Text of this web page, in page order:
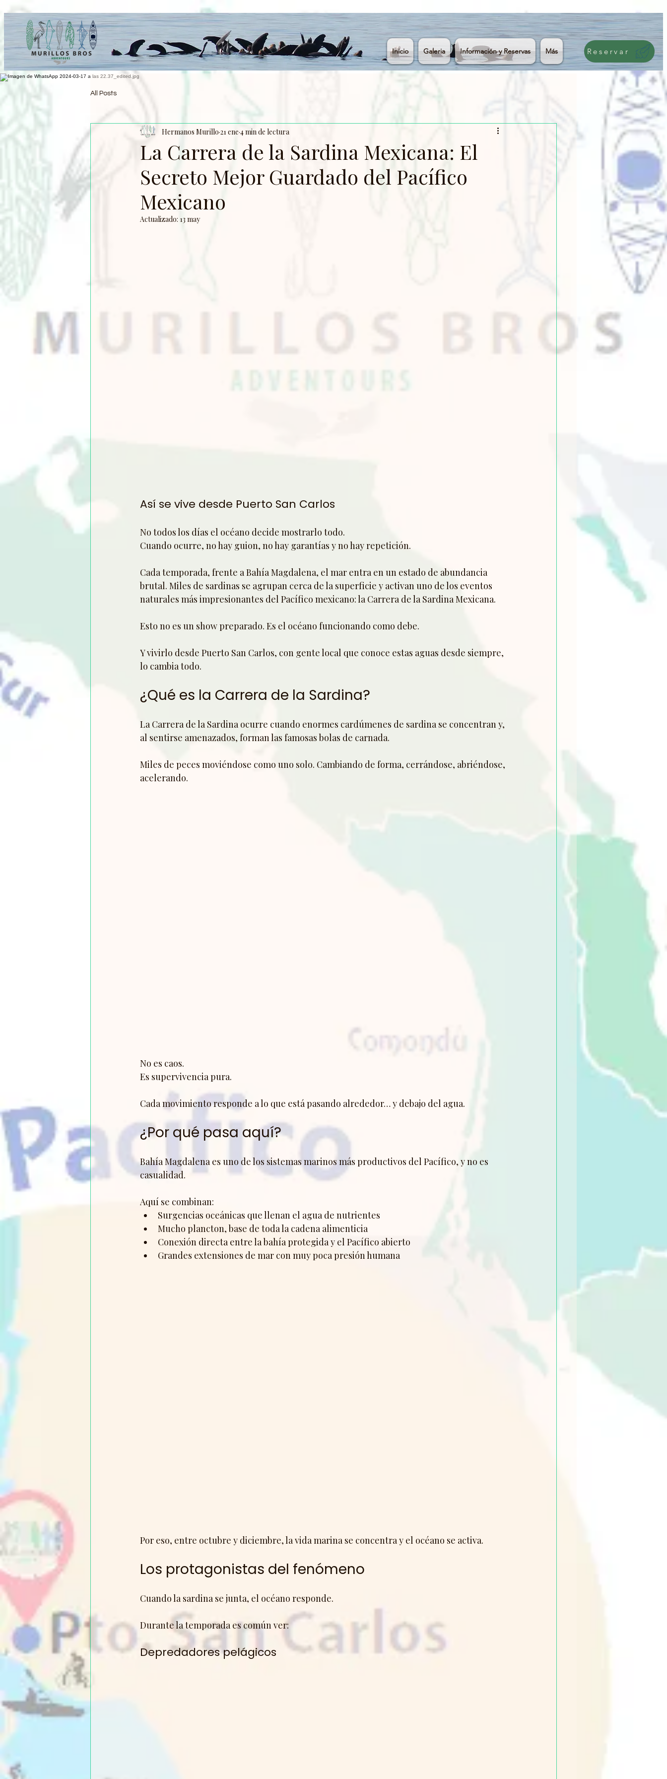
Inicio Galeria Información y Reservas Más Reservar
All Posts
La Carrera de la Sardina Mexicana: El
Secreto Mejor Guardado del Pacífico
Mexicano
Hermanos Murillo 21 ene 4 min de lectura
Actualizado: 13 may
Así se vive desde Puerto San Carlos
No todos los días el océano decide mostrarlo todo.
Cuando ocurre, no hay guion, no hay garantías y no hay repetición.
Cada temporada, frente a Bahía Magdalena, el mar entra en un estado de abundancia
brutal. Miles de sardinas se agrupan cerca de la superficie y activan uno de los eventos
naturales más impresionantes del Pacífico mexicano: la Carrera de la Sardina Mexicana.
Esto no es un show preparado. Es el océano funcionando como debe.
Y vivirlo desde Puerto San Carlos, con gente local que conoce estas aguas desde siempre,
lo cambia todo.
¿Qué es la Carrera de la Sardina?
La Carrera de la Sardina ocurre cuando enormes cardúmenes de sardina se concentran y,
al sentirse amenazados, forman las famosas bolas de carnada.
Miles de peces moviéndose como uno solo. Cambiando de forma, cerrándose, abriéndose,
acelerando.
No es caos.
Es supervivencia pura.
Cada movimiento responde a lo que está pasando alrededor… y debajo del agua.
¿Por qué pasa aquí?
Bahía Magdalena es uno de los sistemas marinos más productivos del Pacífico, y no es
casualidad.
Aquí se combinan:
Surgencias oceánicas que llenan el agua de nutrientes
Mucho plancton, base de toda la cadena alimenticia
Conexión directa entre la bahía protegida y el Pacífico abierto
Grandes extensiones de mar con muy poca presión humana
Por eso, entre octubre y diciembre, la vida marina se concentra y el océano se activa.
Los protagonistas del fenómeno
Cuando la sardina se junta, el océano responde.
Durante la temporada es común ver:
Depredadores pelágicos